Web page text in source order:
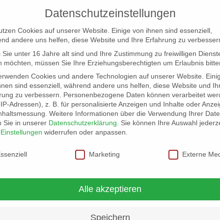
LOCATION SCOUT ELB-LOCATION: PANORAMA
Datenschutzeinstellungen
Cookies auf unserer Website. Einige von ihnen sind essenziell,
andere uns helfen, diese Website und Ihre Erfahrung zu
Sie unter 16 Jahre alt sind und Ihre Zustimmung zu freiwilligen
möchten, müssen Sie Ihre Erziehungsberechtigten um Erlaubnis
Cookies und andere Technologien auf unserer Website.
sind essenziell, während andere uns helfen, diese Website und
zu verbessern.
Personenbezogene Daten können verarbeitet
Adressen), z. B. für personalisierte Anzeigen und Inhalte oder
Weitere Informationen über die Verwendung Ihrer
Sie in unserer Datenschutzerklärung
Sie können Ihre Auswahl
Einstellungen widerrufen oder anpassen.
Marketing Externe
Alle akzeptieren
Speichern